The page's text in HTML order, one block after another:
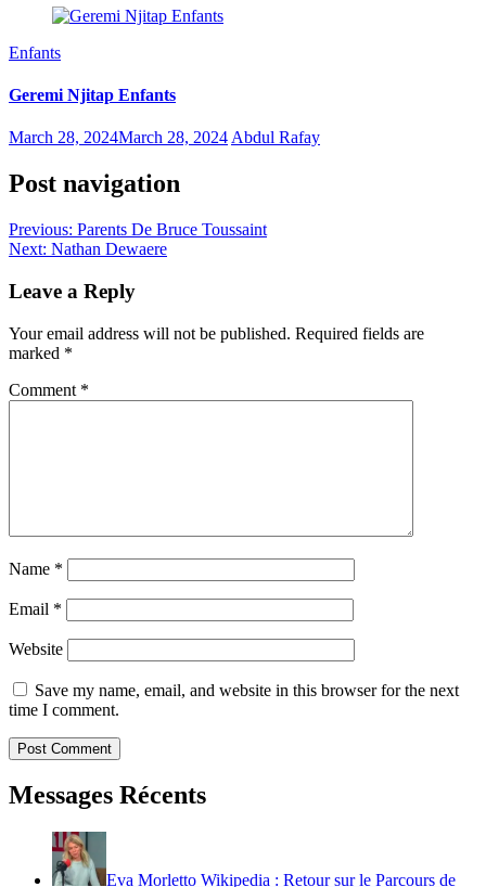
Enfants
Geremi Njitap Enfants
March 28, 2024March 28, 2024 Abdul Rafay
Post navigation
Previous: Parents De Bruce Toussaint
Next: Nathan Dewaere
Leave a Reply
Your email address will not be published. Required fields are
marked *
Comment *
Name *
Email *
Website
Save my name, email, and website in this browser for the next
time I comment.
Messages Récents
Eva Morletto Wikipedia : Retour sur le Parcours de